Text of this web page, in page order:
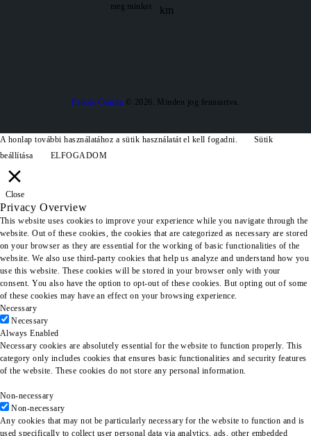
km
meg minket
Patkós Csárda © 2026. Minden jog fenntartva.
A honlap további használatához a sütik használatát el kell fogadni.
Sütik
beállítása
ELFOGADOM
Close
Privacy Overview
This website uses cookies to improve your experience while you navigate through the
website. Out of these cookies, the cookies that are categorized as necessary are stored
on your browser as they are essential for the working of basic functionalities of the
website. We also use third-party cookies that help us analyze and understand how you
use this website. These cookies will be stored in your browser only with your
consent. You also have the option to opt-out of these cookies. But opting out of some
of these cookies may have an effect on your browsing experience.
Necessary
Necessary
Always Enabled
Necessary cookies are absolutely essential for the website to function properly. This
category only includes cookies that ensures basic functionalities and security features
of the website. These cookies do not store any personal information.
Non-necessary
Non-necessary
Any cookies that may not be particularly necessary for the website to function and is
used specifically to collect user personal data via analytics, ads, other embedded